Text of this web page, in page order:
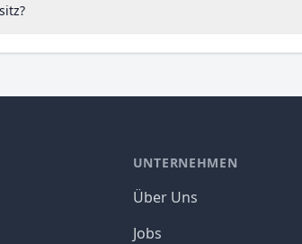
UNTERNEHMEN
Über Uns
Jobs